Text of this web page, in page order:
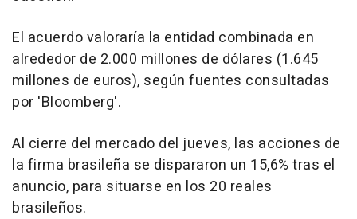
El acuerdo valoraría la entidad combinada en
alrededor de 2.000 millones de dólares (1.645
millones de euros), según fuentes consultadas
por 'Bloomberg'.
Al cierre del mercado del jueves, las acciones de
la firma brasileña se dispararon un 15,6% tras el
anuncio, para situarse en los 20 reales
brasileños.